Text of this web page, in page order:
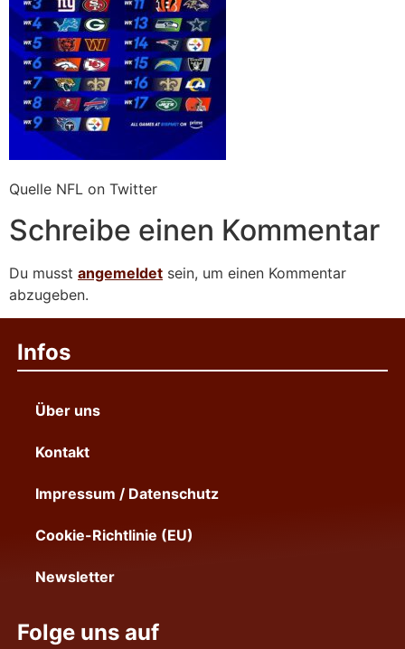
Quelle NFL on Twitter
Schreibe einen Kommentar
Du musst angemeldet sein, um einen Kommentar
abzugeben.
Infos
Über uns
Kontakt
Impressum / Datenschutz
Cookie-Richtlinie (EU)
Newsletter
Folge uns auf